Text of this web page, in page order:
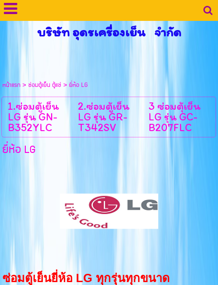
บริษัท อุดรเครื่องเย็น จำกัด
หน้าแรก>ซ่อมตู้เย็น ตู้แช่ >ยี่ห้อ LG
1.ซ่อมตู้เย็น
LG รุ่น GN-
B352YLC
2.ซ่อมตู้เย็น
LG รุ่น GR-
T342SV
3 ซ่อมตุ้เย็น
LG รุ่น GC-
B207FLC
ยี่ห้อ LG
ซ่อมตู้เย็นยี่ห้อ LG ทุกรุ่นทุกขนาด